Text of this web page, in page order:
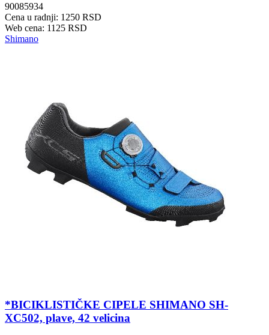
90085934
Cena u radnji: 1250 RSD
Web cena: 1125 RSD
Shimano
*BICIKLISTIČKE CIPELE SHIMANO SH-
XC502, plave, 42 velicina